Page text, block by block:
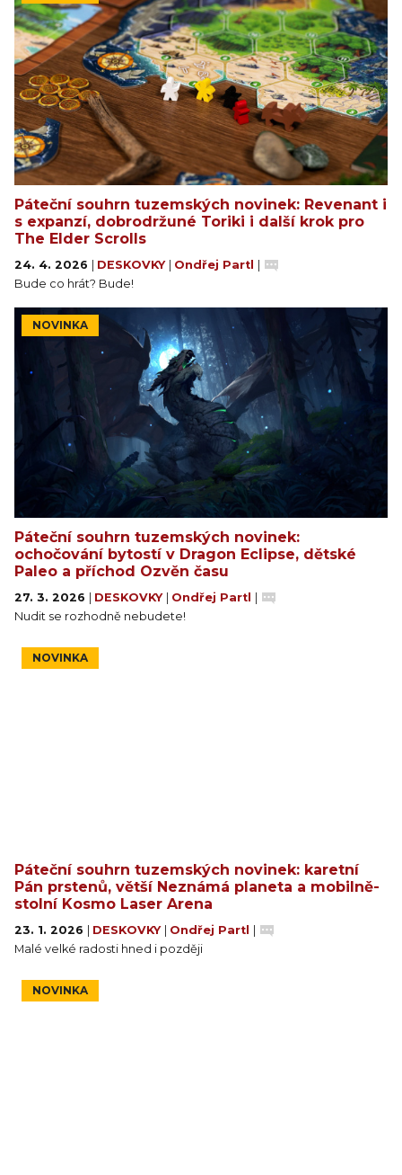
Páteční souhrn tuzemských novinek: Revenant i
s expanzí, dobrodržuné Toriki i další krok pro
The Elder Scrolls
24. 4. 2026 DESKOVKY Ondřej Partl
Bude co hrát? Bude!
NOVINKA
Páteční souhrn tuzemských novinek:
ochočování bytostí v Dragon Eclipse, dětské
Paleo a příchod Ozvěn času
27. 3. 2026 DESKOVKY Ondřej Partl
Nudit se rozhodně nebudete!
NOVINKA
Páteční souhrn tuzemských novinek: karetní
Pán prstenů, větší Neznámá planeta a mobilně-
stolní Kosmo Laser Arena
23. 1. 2026 DESKOVKY Ondřej Partl
Malé velké radosti hned i později
NOVINKA